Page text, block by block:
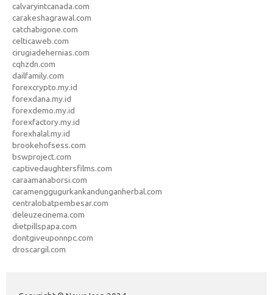
calvaryintcanada.com
carakeshagrawal.com
catchabigone.com
celticaweb.com
cirugiadehernias.com
cqhzdn.com
dailfamily.com
forexcrypto.my.id
forexdana.my.id
forexdemo.my.id
forexfactory.my.id
forexhalal.my.id
brookehofsess.com
bswproject.com
captivedaughtersfilms.com
caraamanaborsi.com
caramenggugurkankandunganherbal.com
centralobatpembesar.com
deleuzecinema.com
dietpillspapa.com
dontgiveuponnpc.com
droscargil.com